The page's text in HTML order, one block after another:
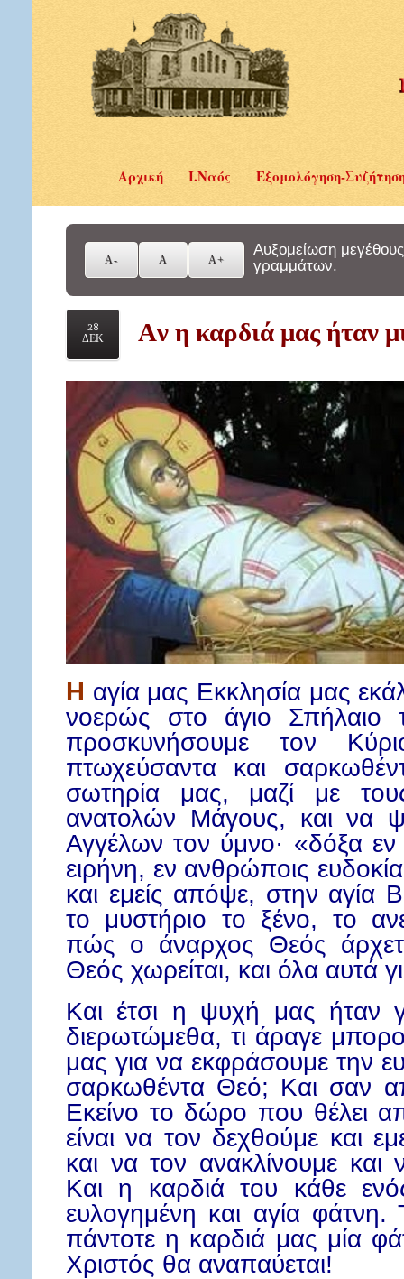
Αρχική Ι.Ναός Εξομολόγηση-
Αυξομείωση μεγέθους
γραμμάτων.
28
ΔΕΚ
Aν η καρδιά μας ήταν
Η αγία μας Εκκλησία μας
νοερώς στο άγιο Σπήλαιο
προσκυνήσουμε τον
πτωχεύσαντα και
σωτηρία μας, μαζί με
ανατολών Μάγους, και να
Αγγέλων τον ύμνο· «δόξα
ειρήνη, εν ανθρώποις
και εμείς απόψε, στην αγία
το μυστήριο το ξένο, το
πώς ο άναρχος Θεός
Θεός χωρείται, και όλα αυτά
Και έτσι η ψυχή μας ήταν
διερωτώμεθα, τι άραγε
μας για να εκφράσουμε την
σαρκωθέντα Θεό; Και σαν
Εκείνο το δώρο που θέλει
είναι να τον δεχθούμε και
και να τον ανακλίνουμε
Και η καρδιά του κάθε
ευλογημένη και αγία
πάντοτε η καρδιά μας μία
Χριστός θα αναπαύεται!